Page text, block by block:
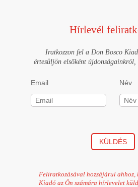
Hírlevél
Iratkozzon fel a Don Bosco
értesüljön elsőként
Email Név
KÜLDÉS
Feliratkozásával hozzájárul ahhoz,
Kiadó az Ön számára hírlevelet